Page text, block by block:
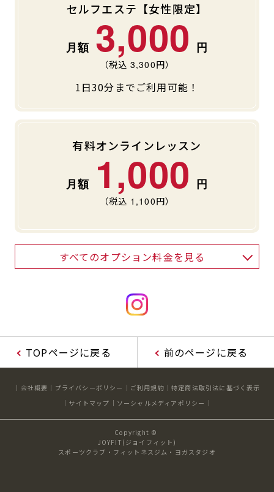
セルフエステ【女性限定】
3,000
（税込 3,300円）
1日30分までご利用可能！
有料オンラインレッスン
1,000
（税込 1,100円）
すべてのオプション料金を見る
TOPページに戻る 前のページに戻る
会社概要 プライバシーポリシー ご利用規約
特定商法取引法に基づく表示
サイトマップ
ソーシャルメディアポリシー
Copyright ©
JOYFIT(ジョイフィット)
スポーツクラブ・フィットネスジム・ヨガスタジオ